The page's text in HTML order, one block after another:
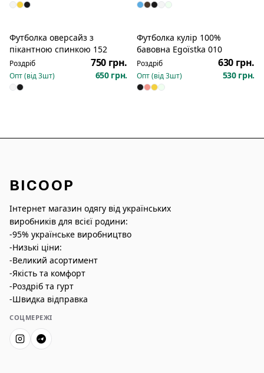
Футболка оверсайз з
пікантною спинкою 152
Роздріб 750 грн.
Опт (від3шт) 650 грн.
Футболка кулір 100%
бавовна Egoїstka 010
Роздріб 630 грн.
Опт (від3шт) 530 грн.
BICOOP
Інтернет магазин одягу від українських
виробників для всієї родини:
-95% українське виробництво
-Низькі ціни:
-Великий асортимент
-Якість та комфорт
-Роздріб та гурт
-Швидка відправка
СОЦМЕРЕЖІ